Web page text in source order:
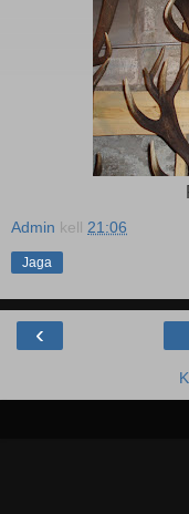
Admin kell 21:06
Jaga
‹